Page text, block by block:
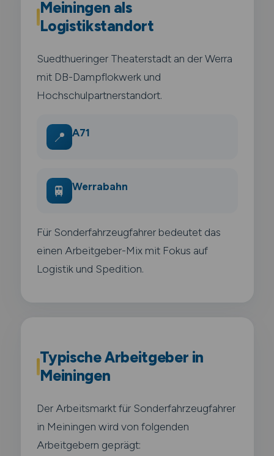
Meiningen als
Logistikstandort
Suedthueringer Theaterstadt an der Werra
mit DB-Dampflokwerk und
Hochschulpartnerstandort.
📍 A71
🚆 Werrabahn
Für Sonderfahrzeugfahrer bedeutet das
einen Arbeitgeber-Mix mit Fokus auf
Logistik und Spedition.
Typische Arbeitgeber in
Meiningen
Der Arbeitsmarkt für Sonderfahrzeugfahrer
in Meiningen wird von folgenden
Arbeitgebern geprägt: